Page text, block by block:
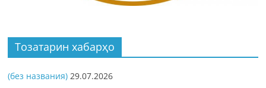
Тозатарин хабарҳо
(без названия) 29.07.2026